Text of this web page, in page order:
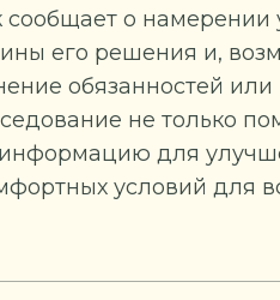
сообщает о
его решения и,
обязанностей
не только
для
условий для